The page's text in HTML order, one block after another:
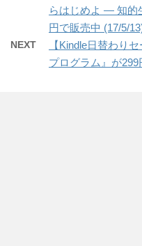
らはじめよ ― 知的
円で販売中 (17/5/
NEXT
【Kindle日替わり
プログラム』が